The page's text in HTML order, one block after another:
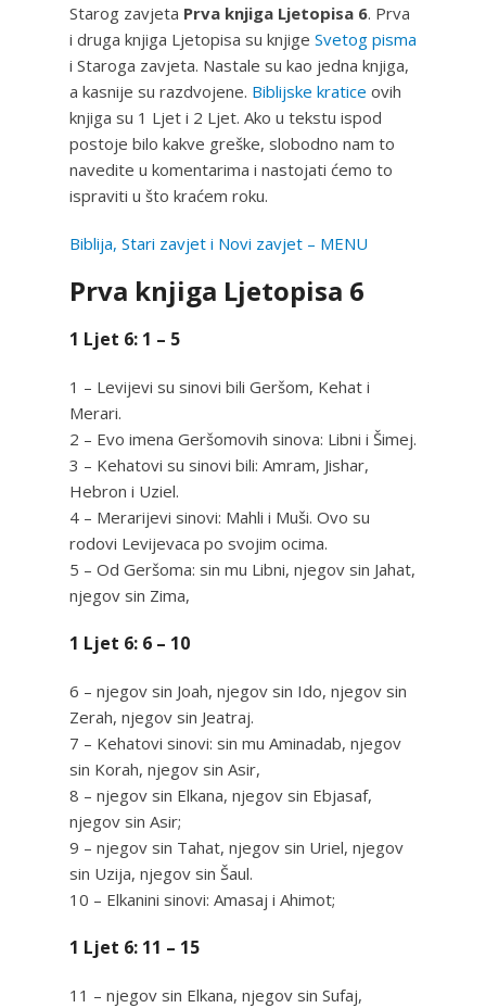
Starog zavjeta Prva knjiga Ljetopisa 6. Prva
i druga knjiga Ljetopisa su knjige Svetog pisma
i Staroga zavjeta. Nastale su kao jedna knjiga,
a kasnije su razdvojene. Biblijske kratice ovih
knjiga su 1 Ljet i 2 Ljet. Ako u tekstu ispod
postoje bilo kakve greške, slobodno nam to
navedite u komentarima i nastojati ćemo to
ispraviti u što kraćem roku.
Biblija, Stari zavjet i Novi zavjet – MENU
Prva knjiga Ljetopisa 6
1 Ljet 6: 1 – 5
1 – Levijevi su sinovi bili Geršom, Kehat i
Merari.
2 – Evo imena Geršomovih sinova: Libni i Šimej.
3 – Kehatovi su sinovi bili: Amram, Jishar,
Hebron i Uziel.
4 – Merarijevi sinovi: Mahli i Muši. Ovo su
rodovi Levijevaca po svojim ocima.
5 – Od Geršoma: sin mu Libni, njegov sin Jahat,
njegov sin Zima,
1 Ljet 6: 6 – 10
6 – njegov sin Joah, njegov sin Ido, njegov sin
Zerah, njegov sin Jeatraj.
7 – Kehatovi sinovi: sin mu Aminadab, njegov
sin Korah, njegov sin Asir,
8 – njegov sin Elkana, njegov sin Ebjasaf,
njegov sin Asir;
9 – njegov sin Tahat, njegov sin Uriel, njegov
sin Uzija, njegov sin Šaul.
10 – Elkanini sinovi: Amasaj i Ahimot;
1 Ljet 6: 11 – 15
11 – njegov sin Elkana, njegov sin Sufaj,